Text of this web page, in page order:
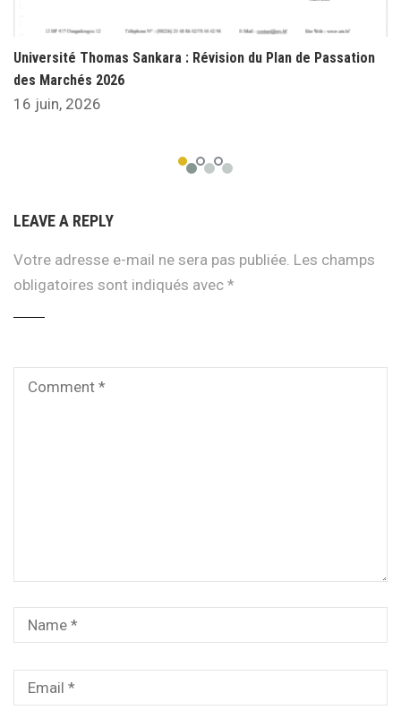
Université Thomas Sankara : Révision du Plan de Passation
des Marchés 2026
16 juin, 2026
LEAVE A REPLY
Votre adresse e-mail ne sera pas publiée. Les champs
obligatoires sont indiqués avec *